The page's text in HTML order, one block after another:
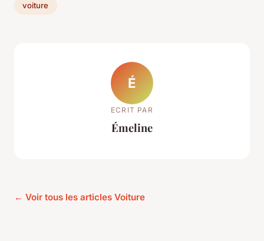
voiture
É
ECRIT PAR
Émeline
← Voir tous les articles Voiture